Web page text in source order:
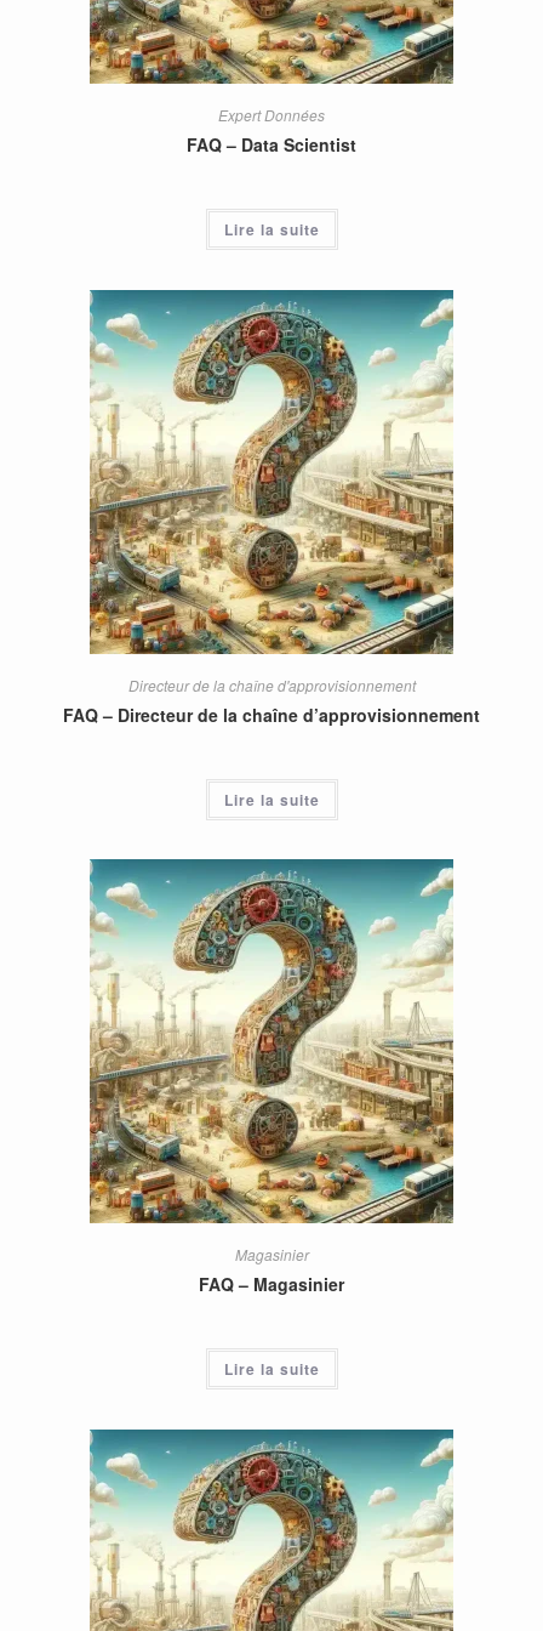
Expert Données
FAQ – Data Scientist
Lire la suite
Directeur de la chaîne d'approvisionnement
FAQ – Directeur de la chaîne d’approvisionnement
Lire la suite
Magasinier
FAQ – Magasinier
Lire la suite